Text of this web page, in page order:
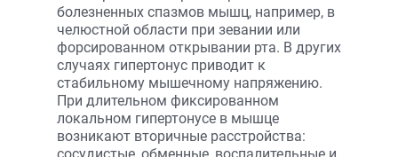
болезненных спазмов мышц, например, в
челюстной области при зевании или
форсированном открывании рта. В других
случаях гипертонус приводит к
стабильному мышечному напряжению.
При длительном фиксированном
локальном гипертонусе в мышце
возникают вторичные расстройства: